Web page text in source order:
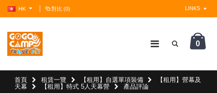
HK 對比 (0) LINKS
0
首頁 租賃一覽 【租用】自選單項裝備
【租用】營幕及
天幕
【租用】特式 5人天幕營 產品評論